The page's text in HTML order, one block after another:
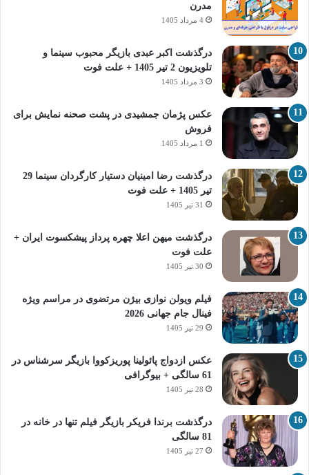
مدرن
4 مرداد 1405
درگذشت اکبر عبدی بازیگر محبوب سینما و
تلویزیون 2 تیر 1405 + علت فوت
3 مرداد 1405
عکس پژمان جمشیدی در پشت صحنه نمایش برای
فروش
1 مرداد 1405
درگذشت رضا امینیان دستیار کارگردان سینما 29
تیر 1405 + علت فوت
31 تیر 1405
درگذشت میهن اعلا چهره پرداز پیشکسوت ایران +
علت فوت
30 تیر 1405
فیلم ویولن نوازی بیژن مرتضوی در مراسم ویژه
فینال جام جهانی 2026
29 تیر 1405
عکس ازدواج پائولینا پوریزکووا بازیگر سرشناس در
61 سالگی + بیوگرافی
28 تیر 1405
درگذشت برندا فریکر بازیگر فیلم تنها در خانه در
81 سالگی
27 تیر 1405